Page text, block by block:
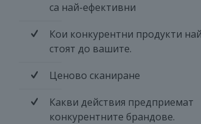
са най-ефективни
Кои конкурентни продукти
стоят до вашите.
Ценово сканиране
Какви действия предприемат
конкурентните брандове.